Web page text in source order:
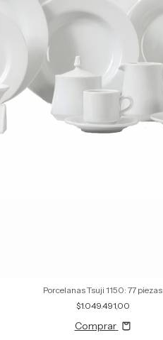
Porcelanas Tsuji 1150: 77 piezas
$1.049.491,00
Comprar